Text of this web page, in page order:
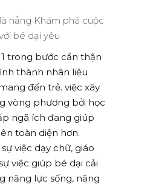
trong bước cẩn thận
thành nhân liệu
đến trẻ. việc xây
vòng phương bởi học
ngã ích đang giúp
toàn diện hơn.
việc dạy chữ, giáo
việc giúp bé dại cải
năng lực sống, năng